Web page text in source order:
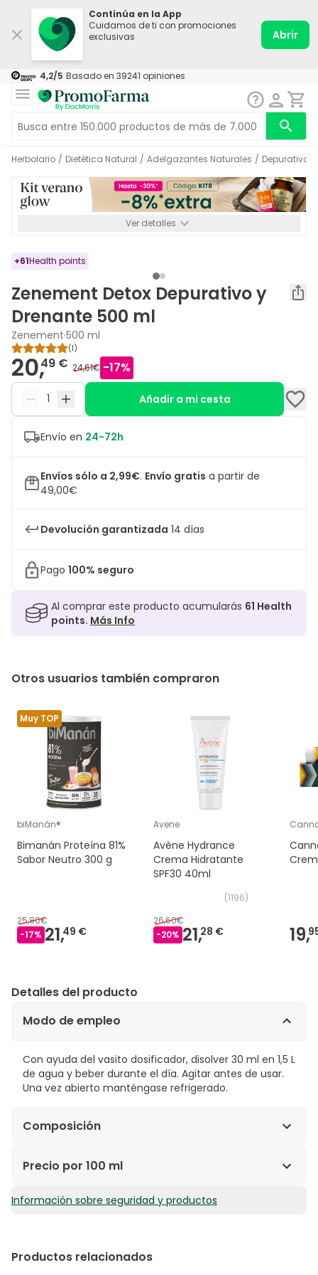
Continúa en la App
Cuidamos de ti con promociones
exclusivas
Abrir
4,2/5 Basado en 39241 opiniones
Herbolario / Dietética Natural / Adelgazantes Naturales /
Ver detalles
+61Health points
Zenement Detox Depurativo y
Drenante 500 ml
Zenement·500 ml
(1)
20,49 € 24,61€ -17%
Añadir a mi cesta
Envío en 24-72h
Envíos sólo a 2,99€. Envío gratis a partir de
49,00€
Devolución garantizada 14 días
Pago 100% seguro
Al comprar este producto acumularás 61 Health
points. Más Info
Otros usuarios también compraron
Muy TOP
biManán®
Bimanán Proteína 81%
Sabor Neutro 300 g
25,80€
-17% 21,49 €
Avene
Avène Hydrance
Crema Hidratante
SPF30 40ml
(1196)
26,60€
-20% 21,28 € 19,
Detalles del producto
Modo de empleo
Con ayuda del vasito dosificador, disolver 30 ml en 1,5 L
de agua y beber durante el día. Agitar antes de usar.
Una vez abierto manténgase refrigerado.
Composición
Contenido por dosis (30 ml): Concentrado de jugo de
(FOS) ..............................................400 mg Extracto de Cola de
Caballo ..............................................300 mg Extracto de
Extracto de Boldo (0,05% Boldina) .................................120
mg Extracto de Guaraná (12% Cafeína)
Precio por 100 ml
4,10€ / 100 ml
Información sobre seguridad y productos
Productos relacionados